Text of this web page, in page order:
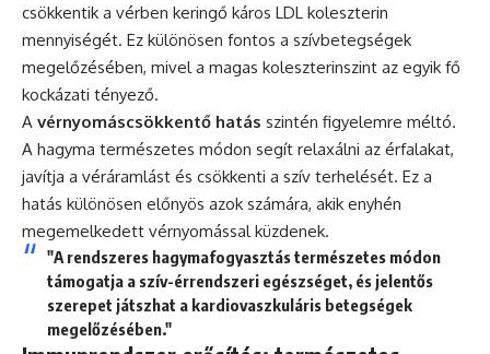
csökkentik a vérben keringő káros LDL koleszterin
mennyiségét. Ez különösen fontos a szívbetegségek
megelőzésében, mivel a magas koleszterinszint az egyik fő
kockázati tényező.
A vérnyomáscsökkentő hatás szintén figyelemre méltó.
A hagyma természetes módon segít relaxálni az érfalakat,
javítja a véráramlást és csökkenti a szív terhelését. Ez a
hatás különösen előnyös azok számára, akik enyhén
megemelkedett vérnyomással küzdenek.
"A rendszeres hagymafogyasztás természetes módon
támogatja a szív-érrendszeri egészséget, és jelentős
szerepet játszhat a kardiovaszkuláris betegségek
megelőzésében."